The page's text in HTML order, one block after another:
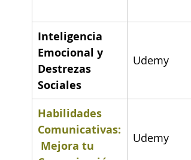
Inteligencia
Emocional y
Destrezas
Sociales
Udemy
Habilidades
Comunicativas:
Mejora tu
Udemy